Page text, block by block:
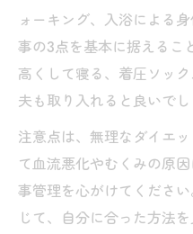
ォーキング、入浴による
事の3点を基本に据えるこ
高くして寝る、着圧ソッ
夫も取り入れると良いでし
注意点は、無理なダイエ
て血流悪化やむくみの原
事管理を心がけてくださ
じて、自分に合った方法